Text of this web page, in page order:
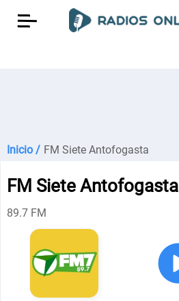
Inicio / FM Siete Antofogasta
FM Siete Antofogasta
89.7 FM